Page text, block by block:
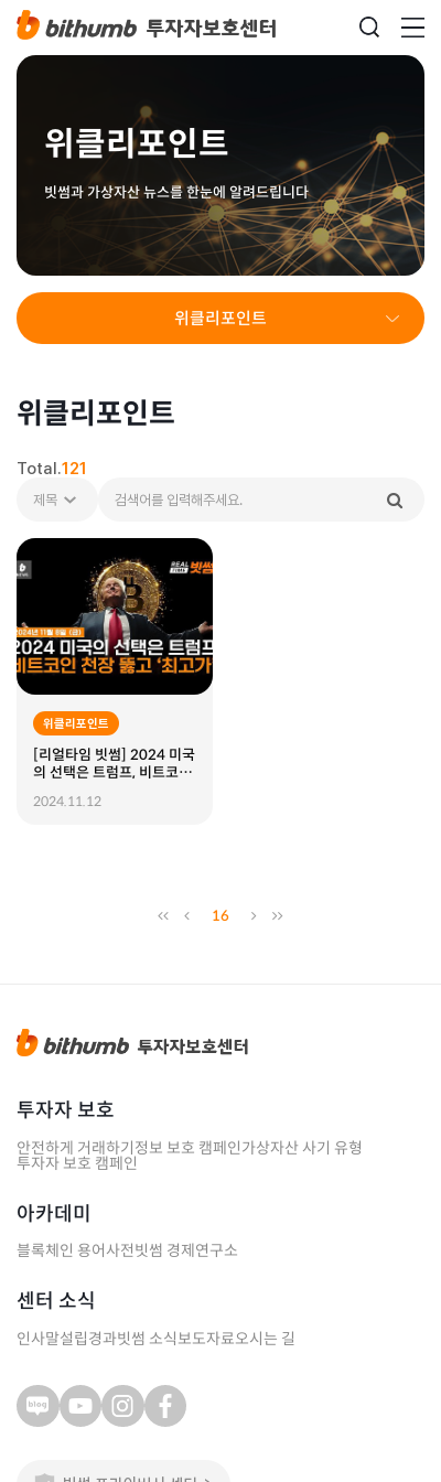
위클리포인트
빗썸과 가상자산 뉴스를 한눈에 알려드립니다
위클리포인트
위클리포인트
Total.121
위클리포인트
[리얼타임 빗썸] 2024 미국
의 선택은 트럼프, 비트코인
2024.11.12
16
투자자 보호
안전하게 거래하기정보 보호 캠페인가상자산 사기 유형
투자자 보호 캠페인
아카데미
블록체인 용어사전빗썸 경제연구소
센터 소식
인사말설립경과빗썸 소식보도자료오시는 길